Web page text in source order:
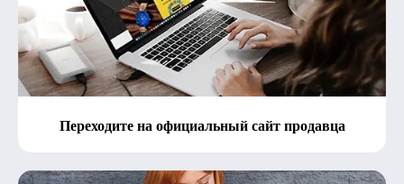
Переходите на официальный сайт продавца